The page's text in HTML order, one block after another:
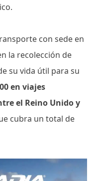
con sede en
la recolección de
su vida útil para su
en viajes
el Reino Unido y
cubra un total de